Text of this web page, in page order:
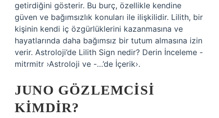
getirdiğini gösterir. Bu burç, özellikle kendine
güven ve bağımsızlık konuları ile ilişkilidir. Lilith, bir
kişinin kendi iç özgürlüklerini kazanmasına ve
hayatlarında daha bağımsız bir tutum almasına izin
verir. Astroloji’de Lilith Sign nedir? Derin İnceleme -
mitrmitr ›Astroloji ve -…’de İçerik›.
JUNO GÖZLEMCISI
KIMDIR?